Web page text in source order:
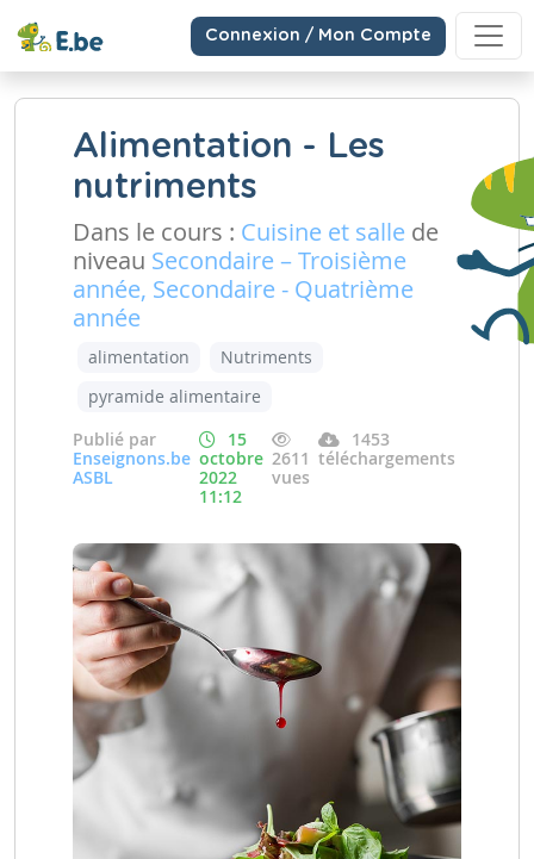
Connexion / Mon Compte
Alimentation - Les
nutriments
Dans le cours : Cuisine et salle de
niveau Secondaire – Troisième
année, Secondaire - Quatrième
année
alimentation
Nutriments
pyramide alimentaire
Publié par
Enseignons.be
ASBL
15
octobre
2022
11:12
2611
vues
1453
téléchargements